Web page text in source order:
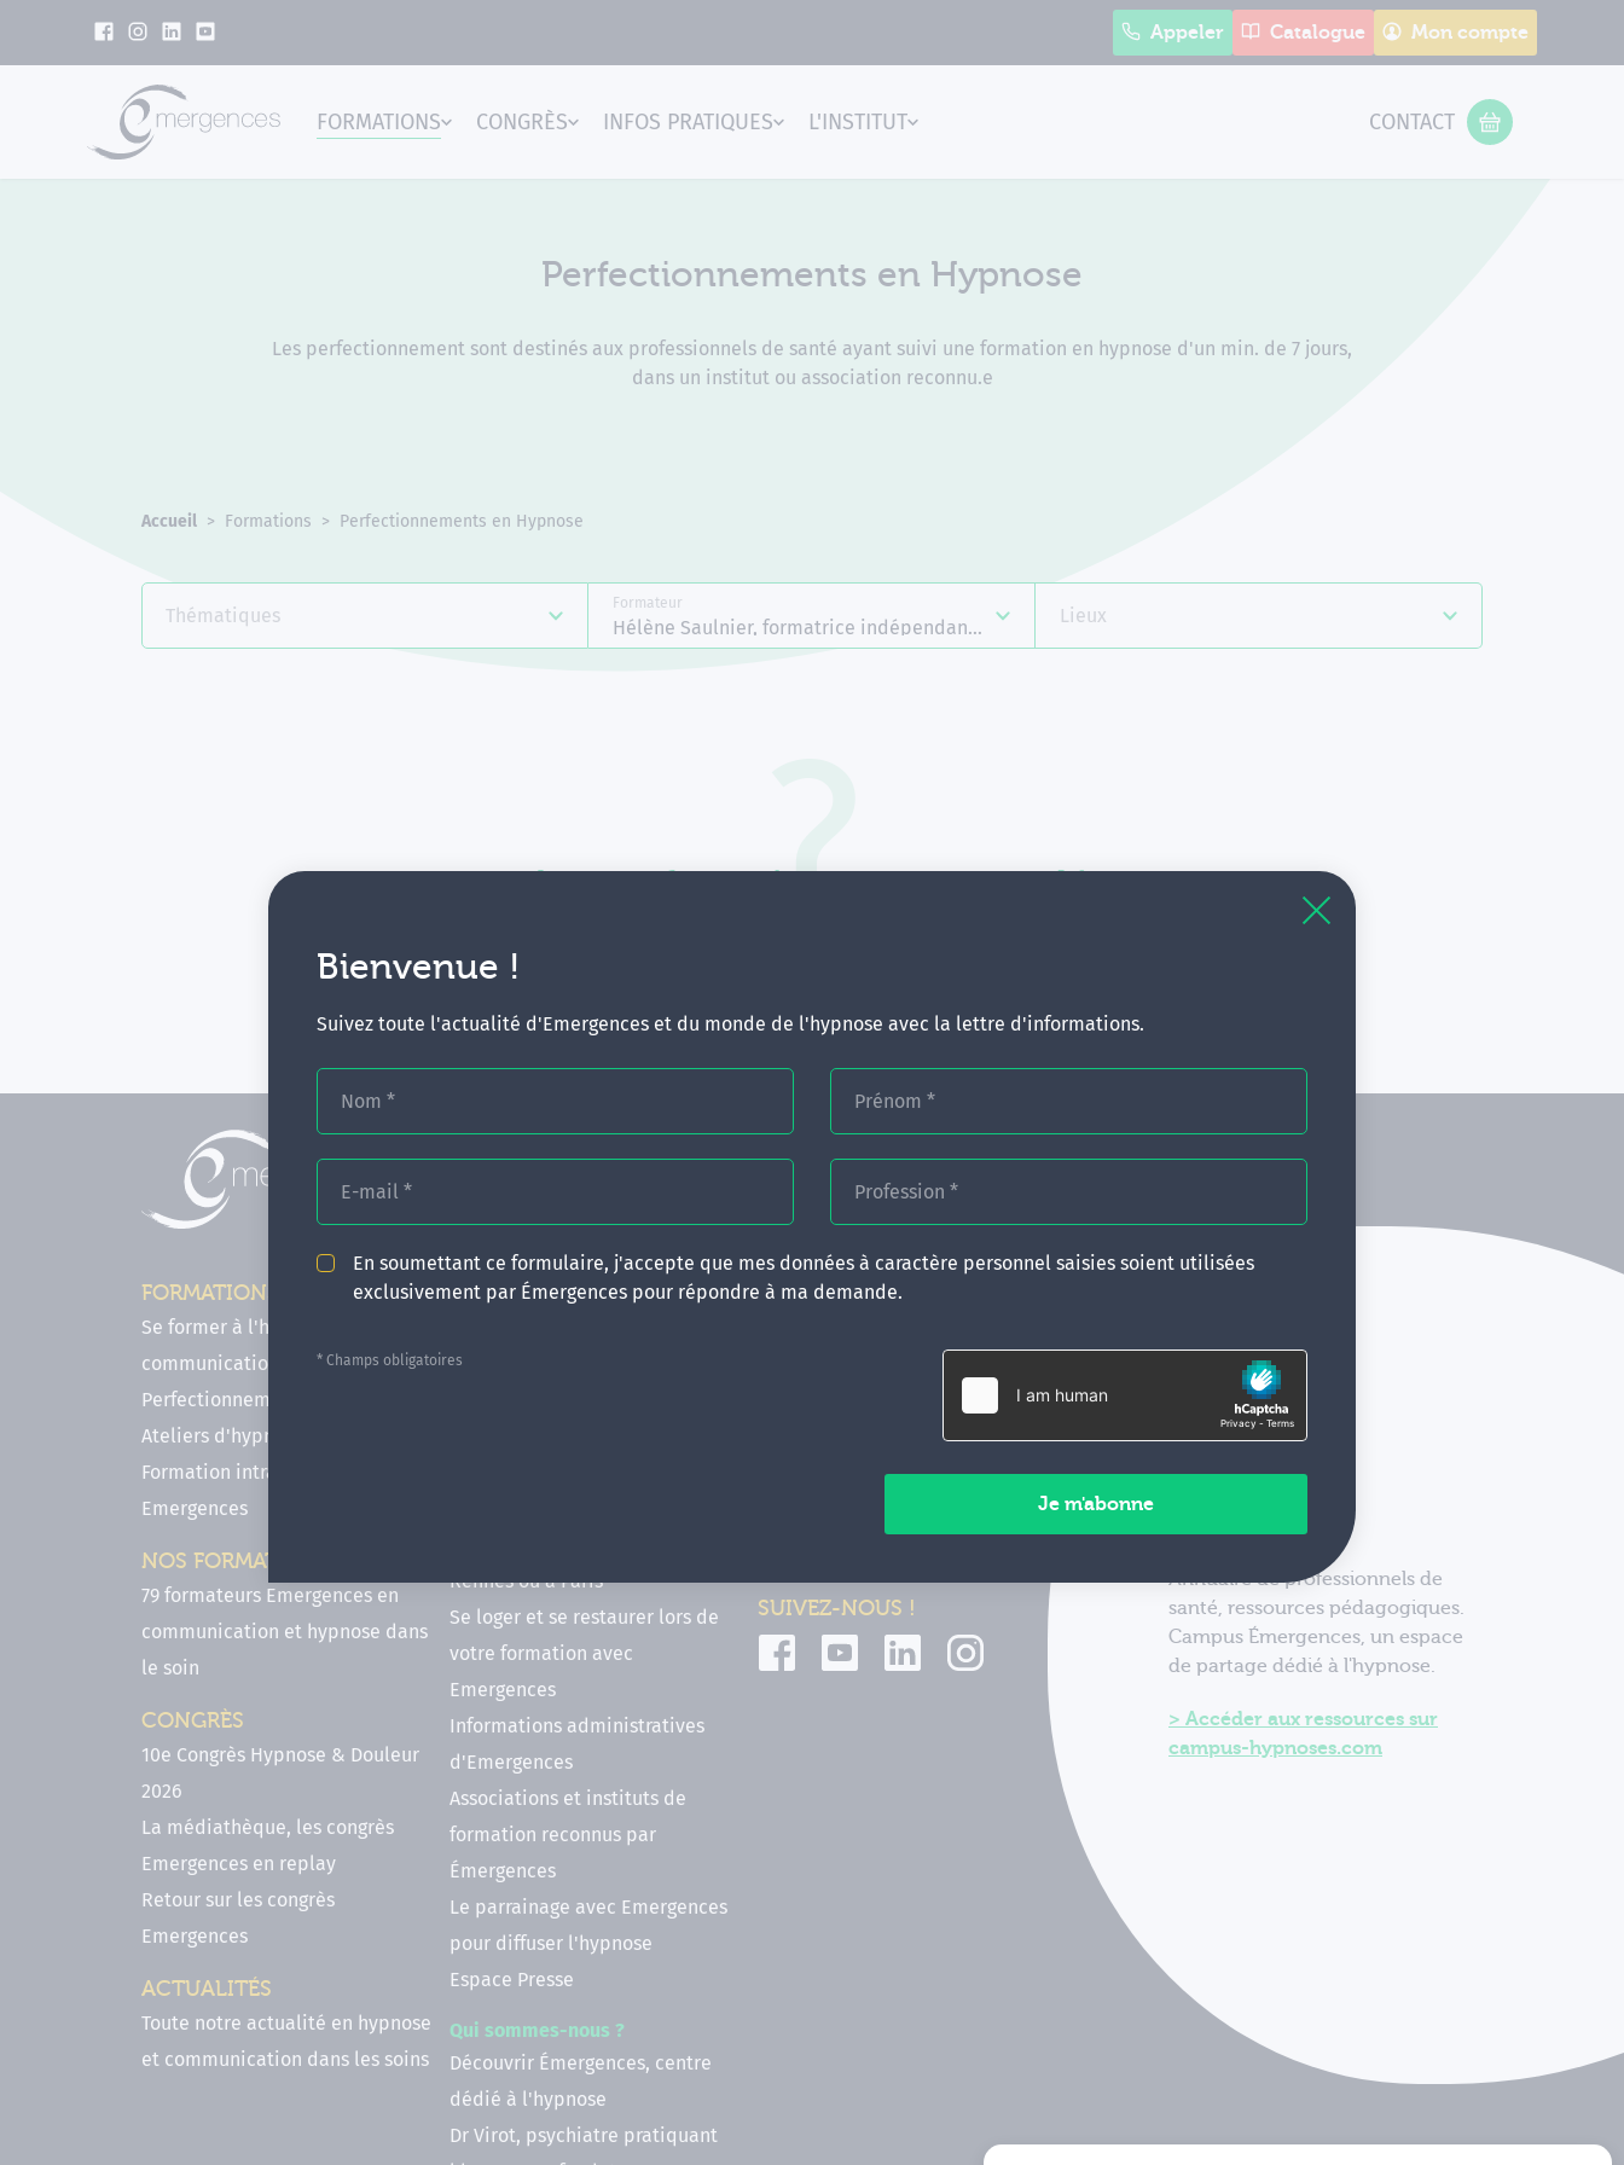
Bienvenue !
Suivez toute l'actualité d'Emergences et du monde de l'hypnose avec la lettre d'informations.
Nom * Prénom *
E-mail * Profession *
En soumettant ce formulaire, j'accepte que mes données à caractère personnel saisies soient utilisées
exclusivement par Émergences pour répondre à ma demande.
* Champs obligatoires
Appeler Catalogue Mon compte
Emergences
FORMATIONS CONGRÈS INFOS PRATIQUES L'INSTITUT CONTACT
VOTRE PANIER
Perfectionnements en Hypnose
Les perfectionnement sont destinés aux professionnels de santé ayant suivi une formation en hypnose d'un min. de 7 jours,
dans un institut ou association reconnu.e
Accueil Formations Perfectionnements en Hypnose
Thématiques
Formateur
Hélène Saulnier, formatrice indépendante Emergences
Lieux
Aucune formation ne correspond à
FORMATIONS
Se former à l'hypnose, l'IMO & la
communication
Perfectionnements en Hypnose
Ateliers d'hypnose en ligne
Formation intra-établissement
Emergences
NOS FORMATEURS
79 formateurs Emergences en
communication et hypnose dans
le soin
CONGRÈS
10e Congrès Hypnose & Douleur
2026
La médiathèque, les congrès
Emergences en replay
Retour sur les congrès
Emergences
ACTUALITÉS
Toute notre actualité en hypnose
et communication dans les soins
INFOS PRATIQUES
en hypnose (FIF PL, CPF, DPC)
Rennes ou à Paris
Se loger et se restaurer lors de
votre formation avec
Emergences
Informations administratives
d'Emergences
Associations et instituts de
formation reconnus par
Émergences
Le parrainage avec Emergences
pour diffuser l'hypnose
Espace Presse
Qui sommes-nous ?
Découvrir Émergences, centre
dédié à l'hypnose
Dr Virot, psychiatre pratiquant
CONTACT
Paiements sécurisés
SUIVEZ-NOUS !
Annuaire de professionnels de
santé, ressources pédagogiques.
Campus Émergences, un espace
de partage dédié à l'hypnose.
Accéder aux ressources sur
campus-hypnoses.com